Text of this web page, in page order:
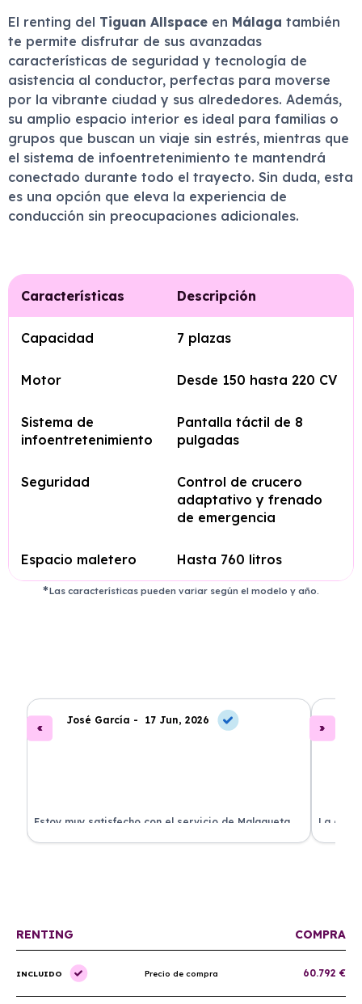
El renting del Tiguan Allspace en Málaga también
te permite disfrutar de sus avanzadas
características de seguridad y tecnología de
asistencia al conductor, perfectas para moverse
por la vibrante ciudad y sus alrededores. Además,
su amplio espacio interior es ideal para familias o
grupos que buscan un viaje sin estrés, mientras que
el sistema de infoentretenimiento te mantendrá
conectado durante todo el trayecto. Sin duda, esta
es una opción que eleva la experiencia de
conducción sin preocupaciones adicionales.
Características Descripción
Capacidad 7 plazas
Motor Desde 150 hasta 220 CV
Sistema de
infoentretenimiento
Pantalla táctil de 8
pulgadas
Seguridad
Control de crucero
adaptativo y frenado
de emergencia
Espacio maletero Hasta 760 litros
Las características pueden variar según el modelo y año.
José García - 17 Jun, 2026
Estoy muy satisfecho con el servicio de Malagueta
Renting. El coche llegó en perfectas condiciones y el
La
ha
RENTING COMPRA
INCLUIDO Precio de compra 60.792 €